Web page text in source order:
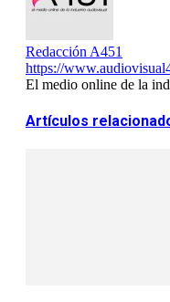
Redacción A451
https://
El medio online de la
Artículos